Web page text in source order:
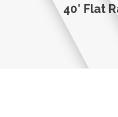
40′ Flat